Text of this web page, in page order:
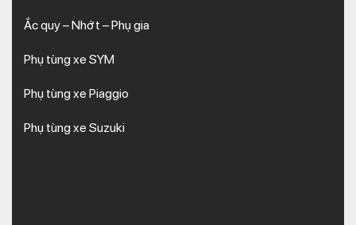
Ắc quy – Nhớt – Phụ gia
Phụ tùng xe SYM
Phụ tùng xe Piaggio
Phụ tùng xe Suzuki